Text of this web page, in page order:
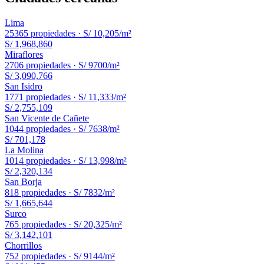
Lima
25365 propiedades · S/ 10,205/m²
S/ 1,968,860
Miraflores
2706 propiedades · S/ 9700/m²
S/ 3,090,766
San Isidro
1771 propiedades · S/ 11,333/m²
S/ 2,755,109
San Vicente de Cañete
1044 propiedades · S/ 7638/m²
S/ 701,178
La Molina
1014 propiedades · S/ 13,998/m²
S/ 2,320,134
San Borja
818 propiedades · S/ 7832/m²
S/ 1,665,644
Surco
765 propiedades · S/ 20,325/m²
S/ 3,142,101
Chorrillos
752 propiedades · S/ 9144/m²